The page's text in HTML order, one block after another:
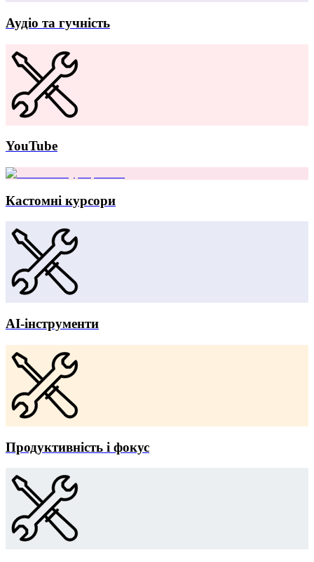
Аудіо та гучність
YouTube
Кастомні курсори
AI-інструменти
Продуктивність і фокус